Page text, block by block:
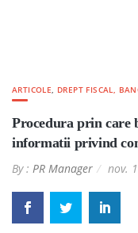
ARTICOLE, DREPT FISCAL,
Procedura prin care
informatii privind
By : PR Manager nov.